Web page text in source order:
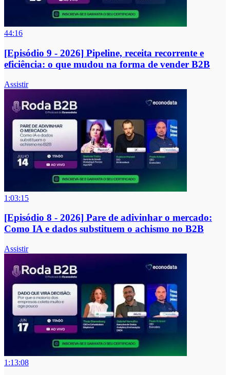
44:16
[Episódio 9 - 2026] Pipeline, receita recorrente e
eficiência: o que mudou na forma de vender B2B
Assistir
1:03:15
[Episódio 8 - 2026] Pare de adivinhar o mercado:
Como IA e dados substituem o achismo no B2B
Assistir
1:13:08